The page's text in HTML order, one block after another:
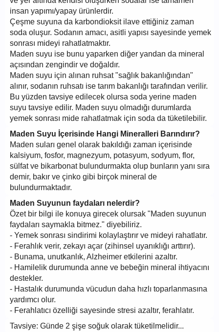
insan yapımı/yapay ürünlerdir.
Çeşme suyuna da karbondioksit ilave ettiğiniz zaman
soda oluşur. Sodanın amacı, asitli yapısı sayesinde yemek
sonrası mideyi rahatlatmaktır.
Maden suyu ise bunu yaparken diğer yandan da mineral
açısından zengindir ve doğaldır.
Maden suyu için alınan ruhsat "sağlık bakanlığından"
alınır, sodanın ruhsatı ise tarım bakanlığı tarafından verilir.
Bu yüzden tavsiye edilecek olursa soda yerine maden
suyu tavsiye edilir. Maden suyu olmadığı durumlarda
yemek sonrası mide rahatlatmak için soda da tüketilebilir.
Maden Suyu İçerisinde Hangi Mineralleri Barındırır?
Maden suları genel olarak bakıldığı zaman içerisinde
kalsiyum, fosfor, magnezyum, potasyum, sodyum, flor,
sülfat ve bikarbonat bulundurmakta olup bunların yanı sıra
demir, bakır ve çinko gibi birçok mineral de
bulundurmaktadır.
Maden Suyunun faydaları nelerdir?
Özet bir bilgi ile konuya girecek olursak "Maden suyunun
faydaları saymakla bitmez." diyebiliriz.
- Yemek sonrası sindirimi kolaylaştırır ve mideyi rahatlatır.
- Ferahlık verir, zekayı açar (zihinsel uyanıklığı arttırır).
- Bunama, unutkanlık, Alzheimer etkilerini azaltır.
- Hamilelik durumunda anne ve bebeğin mineral ihtiyacını
destekler.
- Hastalık durumunda vücudun daha hızlı toparlanmasına
yardımcı olur.
- Ferahlatıcı özelliği sayesinde stresi azaltır, ferahlatır.
Tavsiye: Günde 2 şişe soğuk olarak tüketilmelidir...